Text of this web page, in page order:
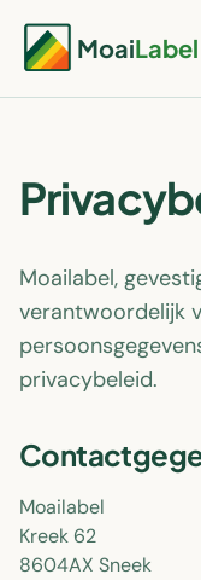
MoaiLabel
Moailabel,
verantwoordelijk
privacybeleid.
Moailabel
Kreek 62
8604AX Sneek